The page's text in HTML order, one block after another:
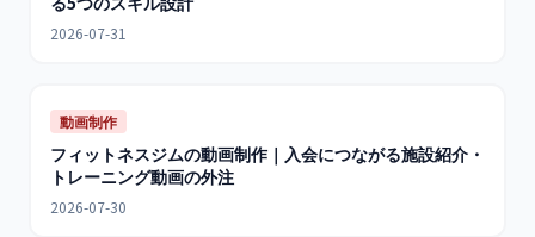
2026-07-31
動画制作
フィットネスジムの動画制作｜入会につながる施設紹介・
トレーニング動画の外注
2026-07-30